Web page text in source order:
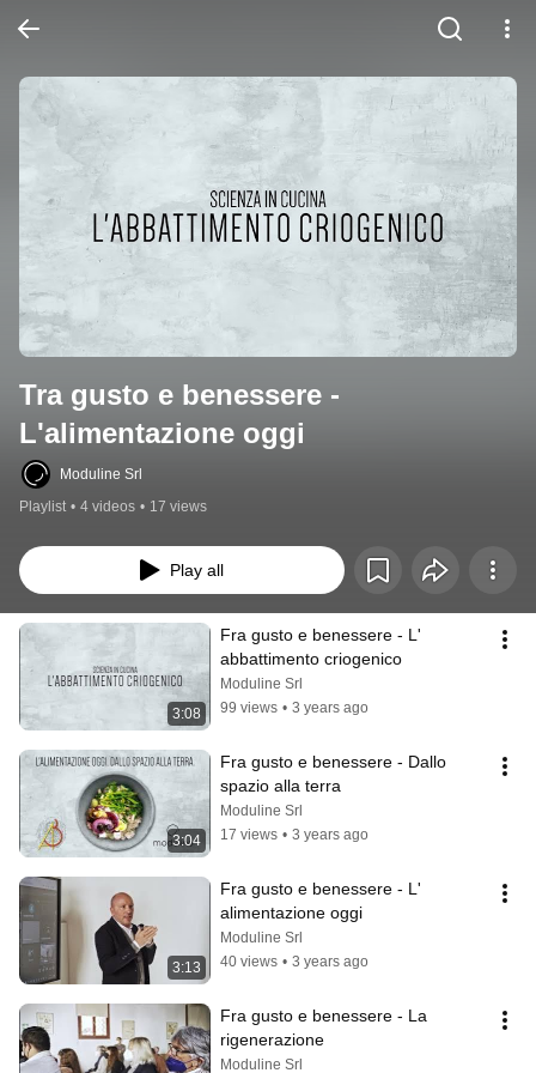
Tra gusto e benessere -
L'alimentazione oggi
Moduline Srl
Playlist • 4 videos • 17 views
Play all
3:08
Fra gusto e benessere - L'
abbattimento criogenico
Moduline Srl
99 views • 3 years ago
3:04
Fra gusto e benessere - Dallo
spazio alla terra
Moduline Srl
17 views • 3 years ago
3:13
Fra gusto e benessere - L'
alimentazione oggi
Moduline Srl
40 views • 3 years ago
Fra gusto e benessere - La
rigenerazione
Moduline Srl